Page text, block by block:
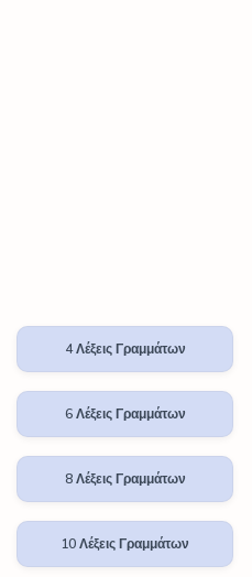
4 Λέξεις Γραμμάτων
6 Λέξεις Γραμμάτων
8 Λέξεις Γραμμάτων
10 Λέξεις Γραμμάτων